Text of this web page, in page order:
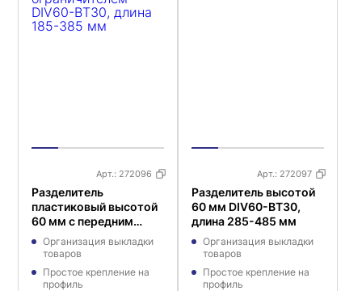
Арт.: 272096
Разделитель
пластиковый высотой
60 мм с передним
ограничителем DIV60-
BT30, длина 185-385
Организация выкладки
товаров
Простое крепление на
профиль
Арт.: 272097
Разделитель высотой
60 мм DIV60-BT30,
длина 285-485 мм
Организация выкладки
товаров
Простое крепление на
профиль